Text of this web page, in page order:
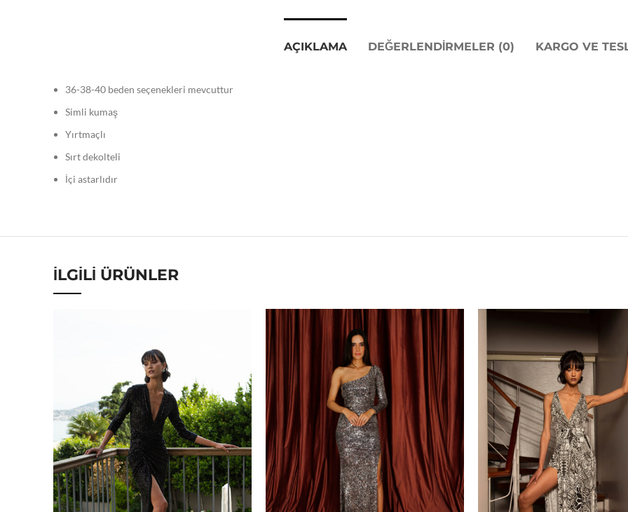
AÇIKLAMA DEĞERLENDIRMELER (0) KARGO VE
36-38-40 beden seçenekleri mevcuttur
Simli kumaş
Yırtmaçlı
Sırt dekolteli
İçi astarlıdır
İLGILI ÜRÜNLER